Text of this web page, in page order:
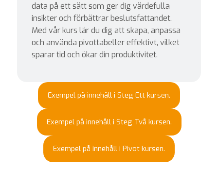
data på ett sätt som ger dig värdefulla
insikter och förbättrar beslutsfattandet.
Med vår kurs lär du dig att skapa, anpassa
och använda pivottabeller effektivt, vilket
sparar tid och ökar din produktivitet.
Exempel på innehåll i Steg Ett kursen.
Exempel på innehåll i Steg Två kursen.
Exempel på innehåll i Pivot kursen.